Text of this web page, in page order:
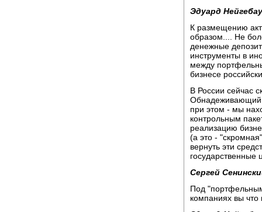
Эдуард
К размещению
образом.... Не
денежные
инструменты в
между
бизнесе
В России сейчас
Обнадеживающий
при этом - мы
контрольным
реализацию
(а это -
вернуть эти
государственные
Сергей
Под
компаниях вы что